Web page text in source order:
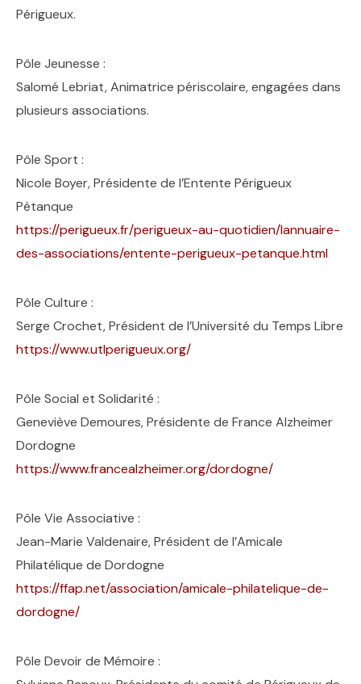
Périgueux.
Pôle Jeunesse :
Salomé Lebriat, Animatrice périscolaire, engagées dans
plusieurs associations.
Pôle Sport :
Nicole Boyer, Présidente de l’Entente Périgueux
Pétanque
https://perigueux.fr/perigueux-au-quotidien/lannuaire-
des-associations/entente-perigueux-petanque.html
Pôle Culture :
Serge Crochet, Président de l’Université du Temps Libre
https://www.utlperigueux.org/
Pôle Social et Solidarité :
Geneviève Demoures, Présidente de France Alzheimer
Dordogne
https://www.francealzheimer.org/dordogne/
Pôle Vie Associative :
Jean-Marie Valdenaire, Président de l’Amicale
Philatélique de Dordogne
https://ffap.net/association/amicale-philatelique-de-
dordogne/
Pôle Devoir de Mémoire :